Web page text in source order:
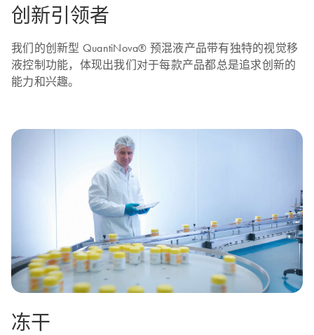
创新引领者
我们的创新型 QuantiNova® 预混液产品带有独特的视觉移
液控制功能，体现出我们对于每款产品都总是追求创新的
能力和兴趣。
冻干